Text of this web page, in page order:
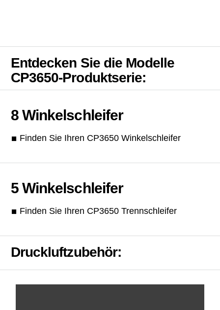
Entdecken Sie die Modelle
CP3650-Produktserie:
8 Winkelschleifer
Finden Sie Ihren CP3650 Winkelschleifer
5 Winkelschleifer
Finden Sie Ihren CP3650 Trennschleifer
Druckluftzubehör: